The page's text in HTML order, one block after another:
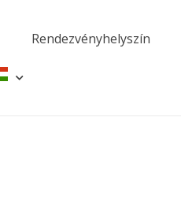
Rendezvényhelyszín